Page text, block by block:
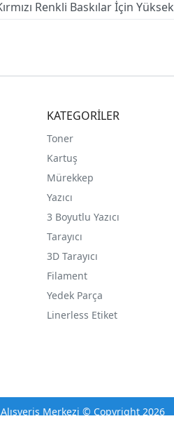
Renkli Baskılar İçin
KATEGORİLER
Toner
Kartuş
Mürekkep
Yazıcı
3 Boyutlu Yazıcı
Tarayıcı
3D Tarayıcı
Filament
Yedek Parça
Linerless Etiket
Merkezi © Copyright 2026